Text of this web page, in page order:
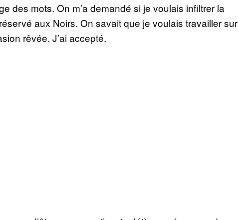
des mots. On m’a demandé si je voulais infiltrer la
aux Noirs. On savait que je voulais travailler sur
rêvée. J’ai accepté.